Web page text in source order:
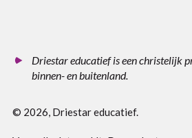
Driestar educatief is een christelijk
binnen- en buitenland.
© 2026, Driestar educatief.